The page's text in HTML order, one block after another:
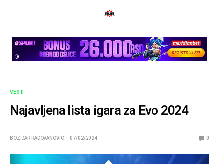
VESTI
Najavljena lista igara za Evo 2024
BOZIDAR RADOVANOVIC 07/02/2024 0